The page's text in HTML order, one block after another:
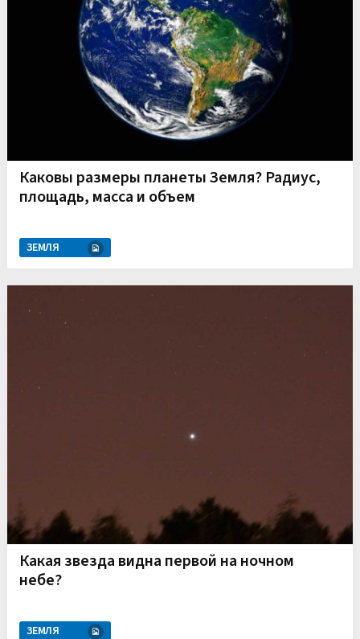
Каковы размеры планеты Земля? Радиус,
площадь, масса и объем
ЗЕМЛЯ
Какая звезда видна первой на ночном
небе?
ЗЕМЛЯ